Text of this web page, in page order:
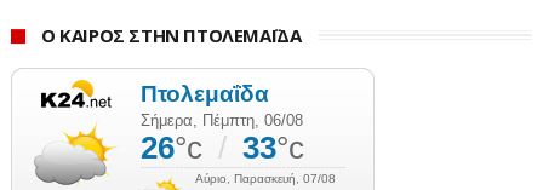
Ο ΚΑΙΡΟΣ ΣΤΗΝ ΠΤΟΛΕΜΑΪΔΑ